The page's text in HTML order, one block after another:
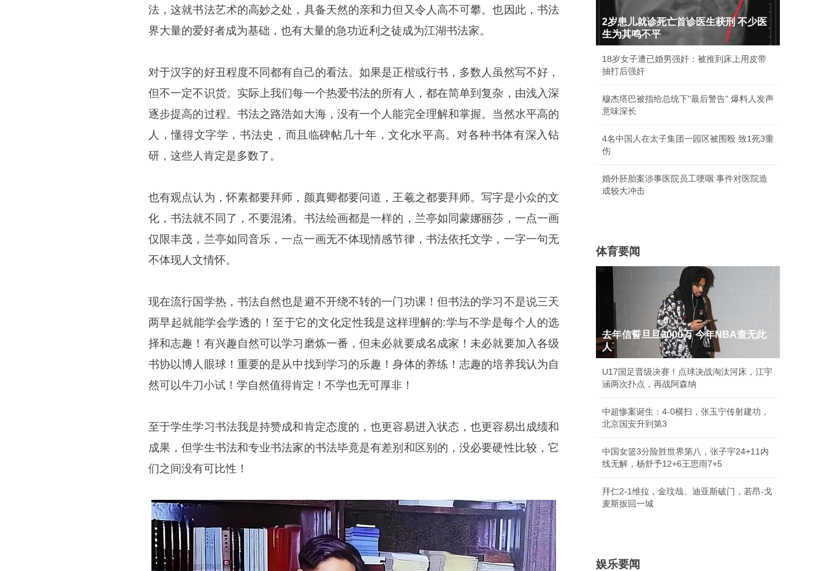
法，这就书法艺术的高妙之处，具备天然的亲和力但又令人高不可攀。也因此，书法
界大量的爱好者成为基础，也有大量的急功近利之徒成为江湖书法家。
对于汉字的好丑程度不同都有自己的看法。如果是正楷或行书，多数人虽然写不好，
但不一定不识货。实际上我们每一个热爱书法的所有人，都在简单到复杂，由浅入深
逐步提高的过程。书法之路浩如大海，没有一个人能完全理解和掌握。当然水平高的
人，懂得文字学，书法史，而且临碑帖几十年，文化水平高。对各种书体有深入钻
研，这些人肯定是多数了。
也有观点认为，怀素都要拜师，颜真卿都要问道，王羲之都要拜师。写字是小众的文
化，书法就不同了，不要混淆。书法绘画都是一样的，兰亭如同蒙娜丽莎，一点一画
仅限丰茂，兰亭如同音乐，一点一画无不体现情感节律，书法依托文学，一字一句无
不体现人文情怀。
现在流行国学热，书法自然也是避不开绕不转的一门功课！但书法的学习不是说三天
两早起就能学会学透的！至于它的文化定性我是这样理解的:学与不学是每个人的选
择和志趣！有兴趣自然可以学习磨炼一番，但未必就要成名成家！未必就要加入各级
书协以博人眼球！重要的是从中找到学习的乐趣！身体的养练！志趣的培养我认为自
然可以牛刀小试！学自然值得肯定！不学也无可厚非！
至于学生学习书法我是持赞成和肯定态度的，也更容易进入状态，也更容易出成绩和
成果，但学生书法和专业书法家的书法毕竟是有差别和区别的，没必要硬性比较，它
们之间没有可比性！
2岁患儿就诊死亡首诊医生获刑 不少医
生为其鸣不平
18岁女子遭已婚男强奸：被推到床上用皮带
抽打后强奸
穆杰塔巴被指给总统下"最后警告" 爆料人发声
意味深长
4名中国人在太子集团一园区被围殴 致1死3重
伤
婚外胚胎案涉事医院员工哽咽:事件对医院造
成较大冲击
体育要闻
去年信誓旦旦3000万 今年NBA查无此
人
U17国足晋级决赛！点球决战淘汰河床，江宇
涵两次扑点，再战阿森纳
中超惨案诞生：4-0横扫，张玉宁传射建功，
北京国安升到第3
中国女篮3分险胜世界第八，张子宇24+11内
线无解，杨舒予12+6王思雨7+5
拜仁2-1维拉，金玟哉、迪亚斯破门，若昂-戈
麦斯扳回一城
娱乐要闻